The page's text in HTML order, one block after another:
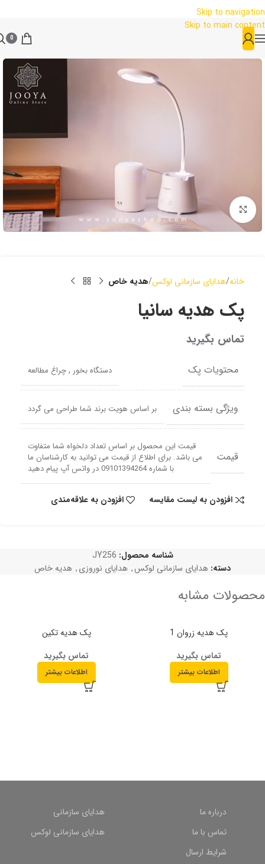
Skip to navigation
Skip to main content
0
بزرگنمایی
خانه هدایای سازمانی لوکس هدیه خاص
پک هدیه سانیا
تماس بگیرید
محتویات پک دستگاه بخور ,چراغ مطالعه
ویژگی بسته بندی بر اساس هویت برند شما طراحی می گردد
قیمت
قیمت این محصول بر اساس تعداد دلخواه شما متفاوت
می باشد. برای اطلاع از قیمت می توانید به کارشناسان ما
با شماره 09101394264 در واتس آپ پیام دهید
افزودن به لیست مقایسه افزودن به علاقه‌مندی
شناسه محصول: JY256
دسته: هدایای سازمانی لوکس, هدایای نوروزی, هدیه خاص
محصولات مشابه
پک هدیه زروان 1
تماس بگیرید
اطلاعات بیشتر
پک هدیه تکین
تماس بگیرید
اطلاعات بیشتر
هدایای سازمانی
هدایای سازمانی لوکس
درباره ما
تماس با ما
شرایط ارسال